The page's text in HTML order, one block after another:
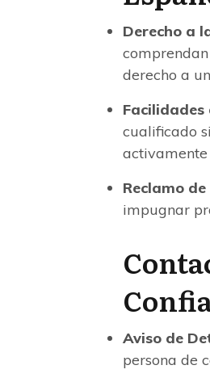
Derecho a
derecho a
Facilidades
cualificado
activamente
Reclamo
impugnar
Aviso de
persona de